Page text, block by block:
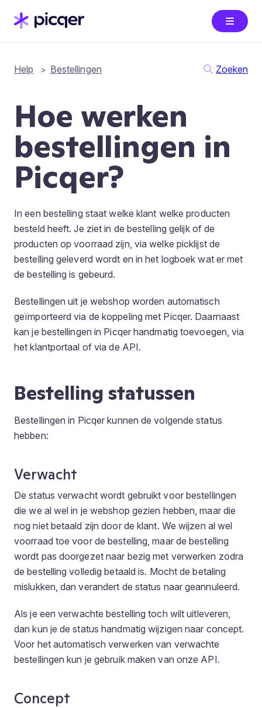
Help Bestellingen Zoeken
Hoe werken
bestellingen in
Picqer?
In een bestelling staat welke klant welke producten
besteld heeft. Je ziet in de bestelling gelijk of de
producten op voorraad zijn, via welke picklijst de
bestelling geleverd wordt en in het logboek wat er met
de bestelling is gebeurd.
Bestellingen uit je webshop worden automatisch
geïmporteerd via de koppeling met Picqer. Daarnaast
kan je bestellingen in Picqer handmatig toevoegen, via
het klantportaal of via de API.
Bestelling statussen
Bestellingen in Picqer kunnen de volgende status
hebben:
Verwacht
De status verwachtwordt gebruikt voor bestellingen
die we al wel in je webshop gezien hebben, maar die
nog niet betaald zijn door de klant. We wijzen al wel
voorraad toe voor de bestelling, maar de bestelling
wordt pas doorgezet naar bezig met verwerken zodra
de bestelling volledig betaald is. Mocht de betaling
mislukken, dan verandert de status naargeannuleerd.
Als je een verwachte bestelling toch wilt uitleveren,
dan kun je de status handmatig wijzigen naar concept.
Voor het automatisch verwerken van verwachte
bestellingen kun je gebruik maken van onze API.
Concept